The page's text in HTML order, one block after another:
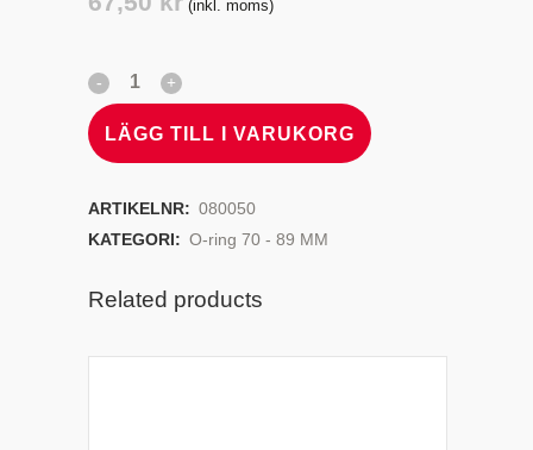
(inkl. moms)
LÄGG TILL I VARUKORG
ARTIKELNR: 080050
KATEGORI: O-ring 70 - 89 MM
Related products